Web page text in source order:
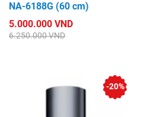
NA-6188G (60 cm)
5.000.000 VND
6.250.000 VND
-20%